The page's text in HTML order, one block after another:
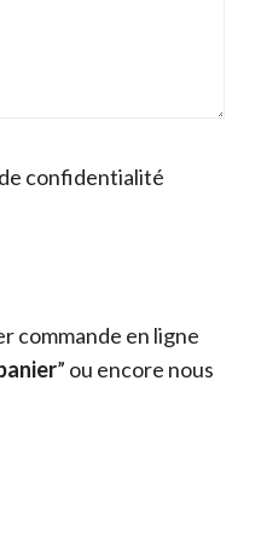
confidentialité
commande en ligne
” ou encore nous